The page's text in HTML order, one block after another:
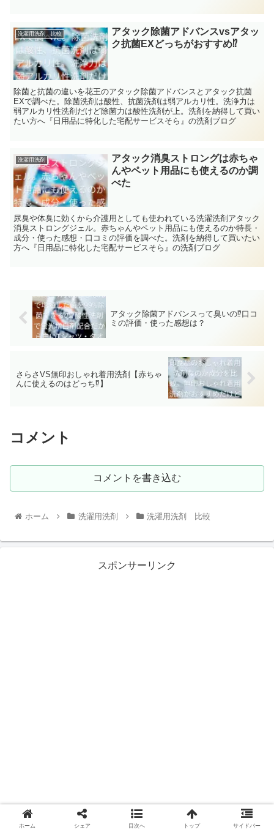
洗濯用洗剤 比較
アタック除菌アドバンスvsアタッ
ク抗菌EXどっちがおすすめ⁉
除菌と抗菌の違いを花王のアタック除菌アドバンスとアタック抗菌
EXで調べた。除菌洗剤は酸性、抗菌洗剤は弱アルカリ性。洗浄力は
弱アルカリ性洗剤だけど除菌力は酸性洗剤が上。洗剤を納得して買い
たい方へ『日用品に特化した宅配サービスそら』の洗剤ブログ
洗濯用洗剤
アタック消臭ストロングは赤ちゃ
んやペット用品にも使えるのか調
べた
尿臭や体臭に効くから介護用としても使われている洗濯洗剤アタック
消臭ストロングジェル。赤ちゃんやペット用品にも使えるのか特長・
成分・使った感想・口コミの評価を調べた。洗剤を納得して買いたい
方へ『日用品に特化した宅配サービスそら』の洗剤ブログ
アタック除菌アドバンスって臭いの⁉口コ
ミの評価・使った感想は？
さらさVS無印おしゃれ着用洗剤【赤ちゃ
んに使えるのはどっち⁉】
コメント
コメントを書き込む
ホーム 洗濯用洗剤 洗濯用洗剤 比較
スポンサーリンク
ホーム シェア 目次へ トップ サイドバー